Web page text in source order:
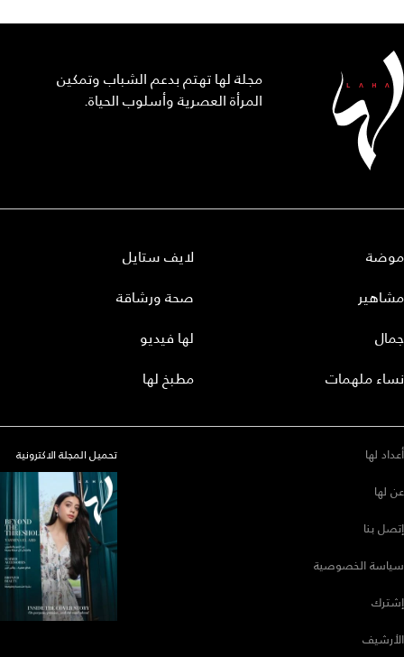
مجلة لها تهتم بدعم الشباب وتمكين
المرأة العصرية وأسلوب الحياة.
موضة
مشاهير
جمال
نساء ملهمات
لايف ستايل
صحة ورشاقة
لها فيديو
مطبخ لها
أعداد لها
عن لها
إتصل بنا
سياسة الخصوصية
إشترك
الأرشيف
تحميل المجلة الاكترونية